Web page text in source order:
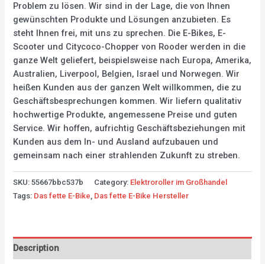
Problem zu lösen. Wir sind in der Lage, die von Ihnen
gewünschten Produkte und Lösungen anzubieten. Es
steht Ihnen frei, mit uns zu sprechen. Die E-Bikes, E-
Scooter und Citycoco-Chopper von Rooder werden in die
ganze Welt geliefert, beispielsweise nach Europa, Amerika,
Australien, Liverpool, Belgien, Israel und Norwegen. Wir
heißen Kunden aus der ganzen Welt willkommen, die zu
Geschäftsbesprechungen kommen. Wir liefern qualitativ
hochwertige Produkte, angemessene Preise und guten
Service. Wir hoffen, aufrichtig Geschäftsbeziehungen mit
Kunden aus dem In- und Ausland aufzubauen und
gemeinsam nach einer strahlenden Zukunft zu streben.
SKU:55667bbc537b Category: Elektroroller im Großhandel
Tags: Das fette E-Bike, Das fette E-Bike Hersteller
Description